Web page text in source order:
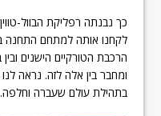
כך נבנתה רפליקת הבוול-
לקחנו אותה למתחם התחנה
הרכבת הטורקיים הישנים
ומחבר בין אלה לזה. נראה
בתהילת עולם שעברה וחלפה.